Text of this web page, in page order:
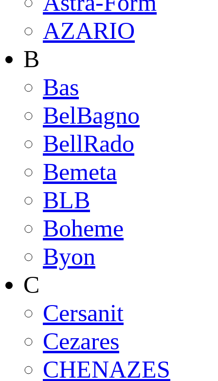
AZARIO
B
Bas
BelBagno
BellRado
Bemeta
BLB
Boheme
Byon
C
Cersanit
Cezares
CHENAZES